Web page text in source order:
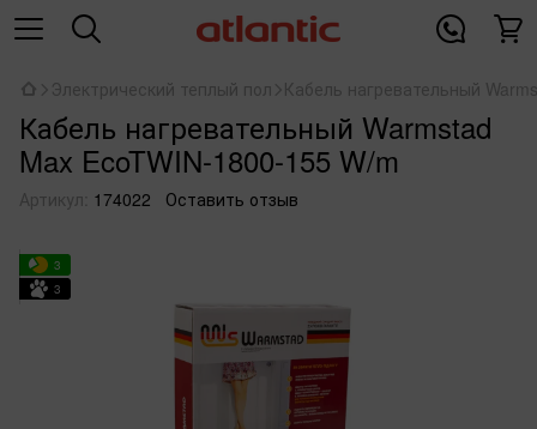
Электрический теплый пол Кабель нагревательный
Кабель нагревательный Warmstad
Max EcoTWIN-1800-155 W/m
Артикул: 174022 Оставить отзыв
3
3